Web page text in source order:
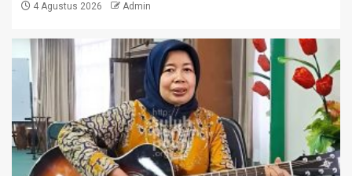
4 Agustus 2026 Admin